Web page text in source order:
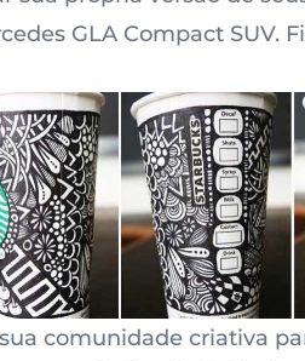
GLA Compact SUV.
comunidade criativa